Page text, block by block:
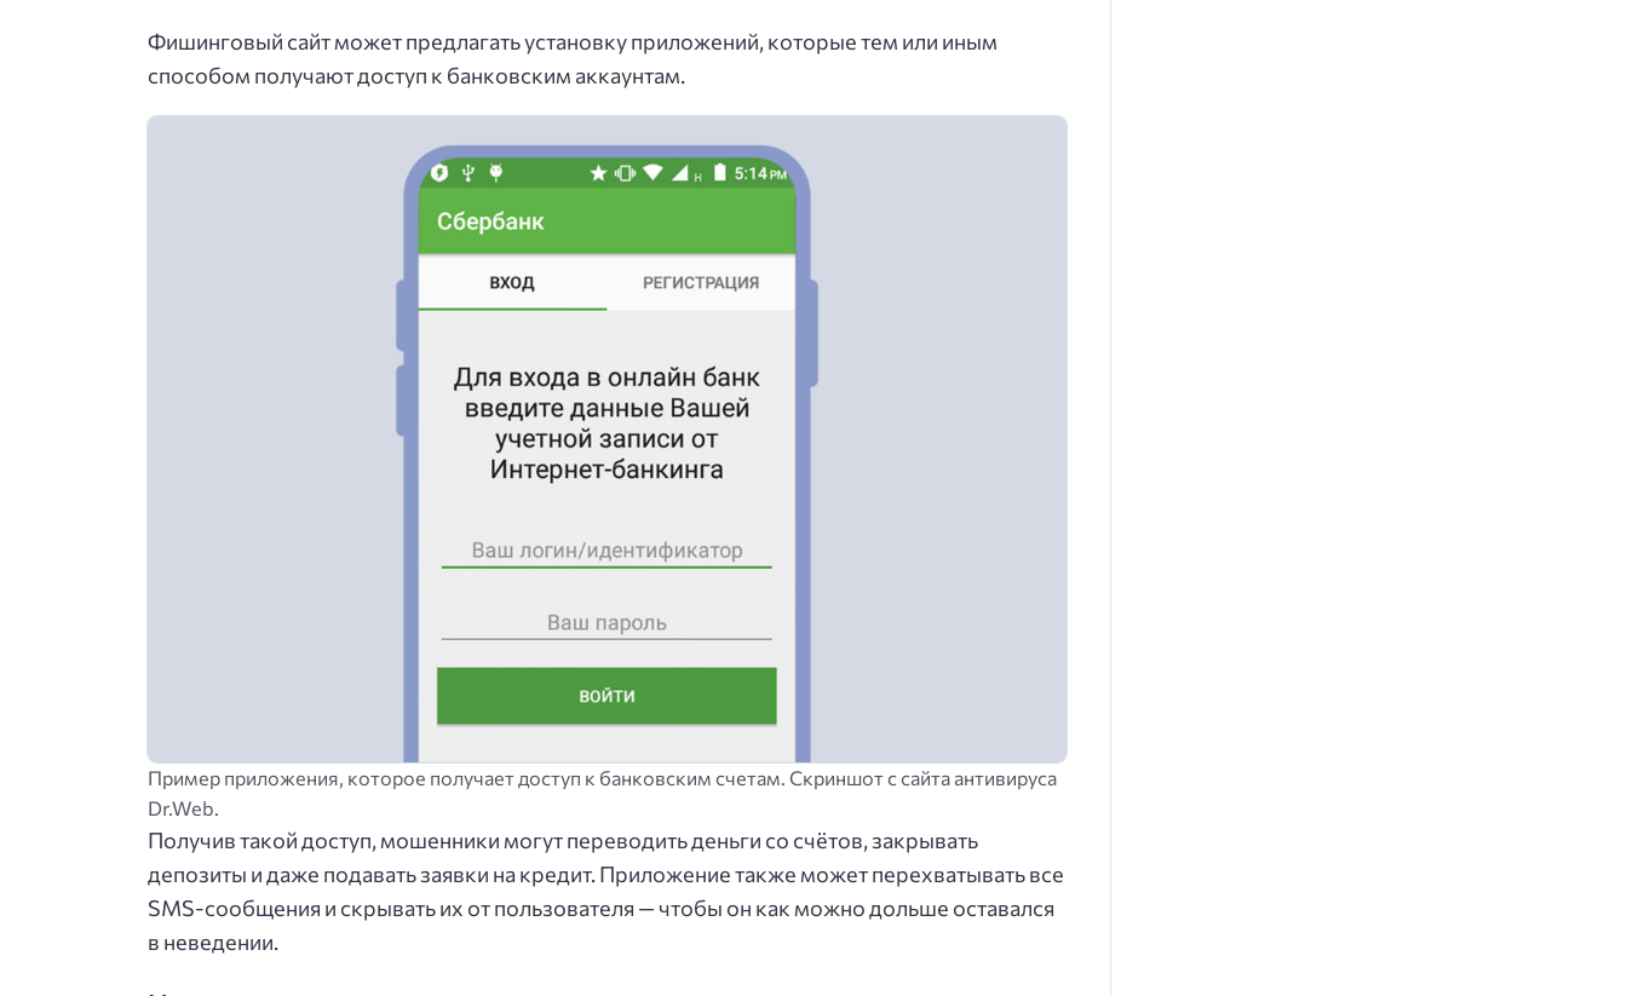
Фишинговый сайт может предлагать установку приложений, которые тем или иным
способом получают доступ к банковским аккаунтам.
Пример приложения, которое получает доступ к банковским счетам. Скриншот с сайта антивируса
Dr.Web.
Получив такой доступ, мошенники могут переводить деньги со счётов, закрывать
депозиты и даже подавать заявки на кредит. Приложение также может перехватывать все
SMS-сообщения и скрывать их от пользователя — чтобы он как можно дольше оставался
в неведении.